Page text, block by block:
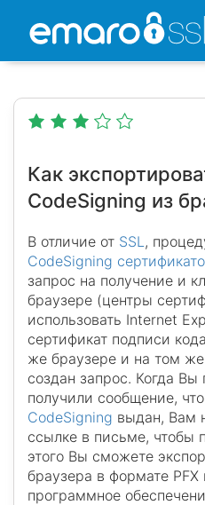
Как
CodeSigning из
В отличие от SSL,
CodeSigning
запрос на получение и
браузере (центры
использовать Internet
сертификат подписи
же браузере и на том
создан запрос. Когда
получили сообщение, что
CodeSigning выдан, Вам
ссылке в письме, чтобы
этого Вы сможете
браузера в формате PFX
программное